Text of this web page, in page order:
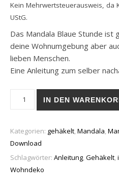
Kein Mehrwertsteuerausweis, da
UStG.
Das Mandala Blaue Stunde ist
deine Wohnumgebung aber
lieben Menschen.
Eine Anleitung zum selber
Mandala Blaue Stunde (PDF)
IN DEN
Kategorien: gehäkelt,Mandala,
Download
Schlagwörter: Anleitung,Gehäkelt,
Wohndeko